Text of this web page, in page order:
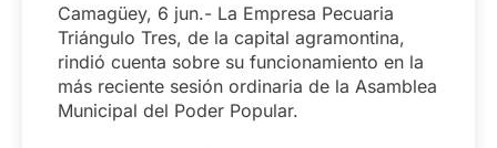
Camagüey, 6 jun.- La Empresa Pecuaria
Triángulo Tres, de la capital agramontina,
rindió cuenta sobre su funcionamiento en la
más reciente sesión ordinaria de la Asamblea
Municipal del Poder Popular.